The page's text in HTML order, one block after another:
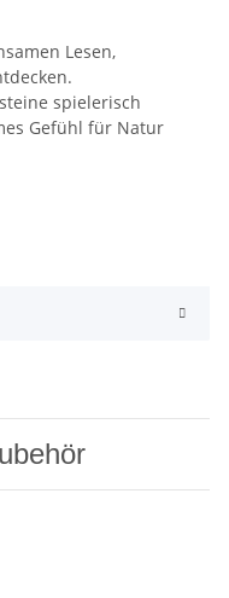
Lesen,
spielerisch
Gefühl für Natur